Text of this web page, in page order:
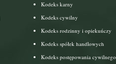
Kodeks karny
Kodeks cywilny
Kodeks rodzinny i opiekuńczy
Kodeks spółek handlowych
Kodeks postępowania cywilnego